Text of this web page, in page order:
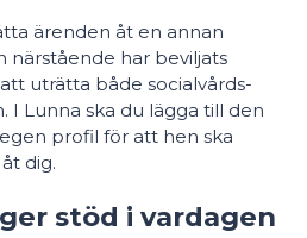
ärenden åt en annan
närstående har beviljats
uträtta både socialvårds-
I Lunna ska du lägga till den
profil för att hen ska
dig.
stöd i vardagen